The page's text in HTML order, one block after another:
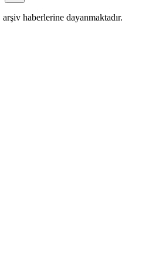
haberlerine dayanmaktadır.